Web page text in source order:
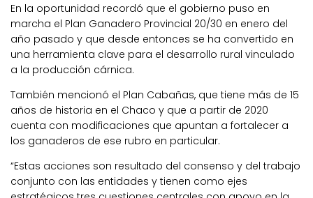
En la oportunidad recordó que el gobierno puso en
marcha el Plan Ganadero Provincial 20/30 en enero del
año pasado y que desde entonces se ha convertido en
una herramienta clave para el desarrollo rural vinculado
a la producción cárnica.
También mencionó el Plan Cabañas, que tiene más de 15
años de historia en el Chaco y que a partir de 2020
cuenta con modificaciones que apuntan a fortalecer a
los ganaderos de ese rubro en particular.
“Estas acciones son resultado del consenso y del trabajo
conjunto con las entidades y tienen como ejes